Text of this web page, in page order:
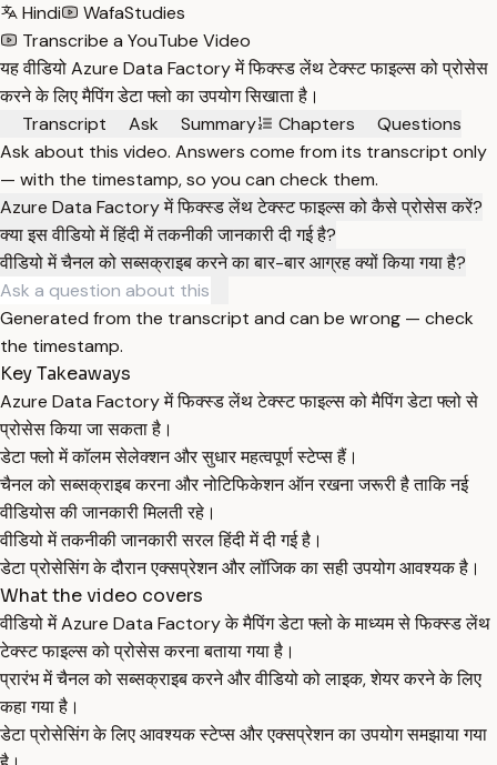
Hindi
WafaStudies
Transcribe a YouTube Video
यह वीडियो Azure Data Factory में फिक्स्ड लेंथ टेक्स्ट फाइल्स को प्रोसेस
करने के लिए मैपिंग डेटा फ्लो का उपयोग सिखाता है।
Transcript
Ask Summary Chapters
Questions
Ask about this video. Answers come from its transcript only
— with the timestamp, so you can check them.
Azure Data Factory में फिक्स्ड लेंथ टेक्स्ट फाइल्स को कैसे प्रोसेस करें?
क्या इस वीडियो में हिंदी में तकनीकी जानकारी दी गई है?
वीडियो में चैनल को सब्सक्राइब करने का बार-बार आग्रह क्यों किया गया है?
Generated from the transcript and can be wrong — check
the timestamp.
Key Takeaways
Azure Data Factory में फिक्स्ड लेंथ टेक्स्ट फाइल्स को मैपिंग डेटा फ्लो से
प्रोसेस किया जा सकता है।
डेटा फ्लो में कॉलम सेलेक्शन और सुधार महत्वपूर्ण स्टेप्स हैं।
चैनल को सब्सक्राइब करना और नोटिफिकेशन ऑन रखना जरूरी है ताकि नई
वीडियोस की जानकारी मिलती रहे।
वीडियो में तकनीकी जानकारी सरल हिंदी में दी गई है।
डेटा प्रोसेसिंग के दौरान एक्सप्रेशन और लॉजिक का सही उपयोग आवश्यक है।
What the video covers
वीडियो में Azure Data Factory के मैपिंग डेटा फ्लो के माध्यम से फिक्स्ड लेंथ
टेक्स्ट फाइल्स को प्रोसेस करना बताया गया है।
प्रारंभ में चैनल को सब्सक्राइब करने और वीडियो को लाइक, शेयर करने के लिए
कहा गया है।
डेटा प्रोसेसिंग के लिए आवश्यक स्टेप्स और एक्सप्रेशन का उपयोग समझाया गया